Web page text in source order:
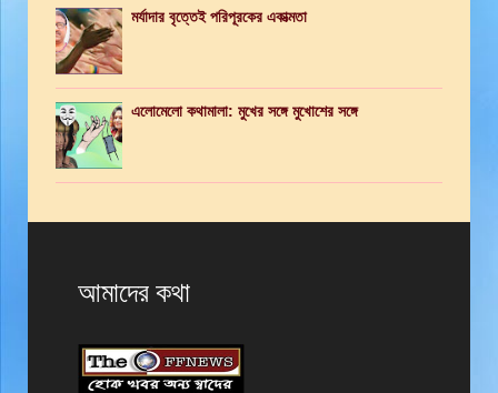
মর্যাদার বৃত্তেই পরিপূরকের একাত্মতা
এলোমেলো কথামালা: মুখের সঙ্গে মুখোশের সঙ্গে
আমাদের কথা